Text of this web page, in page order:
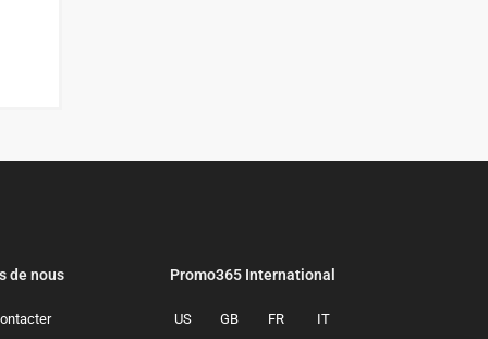
de nous Promo365 International
US GB FR IT